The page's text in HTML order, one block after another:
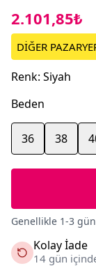
2.101,85₺
DİĞER
Renk: Siyah
Beden
36 38
Genellikle 1-3
Kolay İade
14 gün